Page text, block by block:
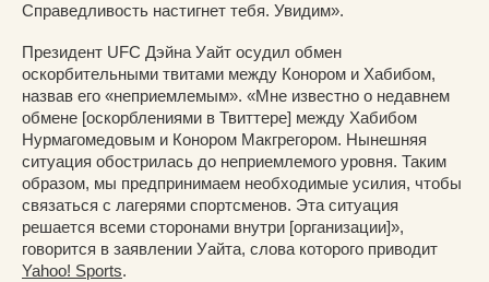
Справедливость настигнет тебя. Увидим».
Президент UFC Дэйна Уайт осудил обмен
оскорбительными твитами между Конором и Хабибом,
назвав его «неприемлемым». «Мне известно о недавнем
обмене [оскорблениями в Твиттере] между Хабибом
Нурмагомедовым и Конором Макгрегором. Нынешняя
ситуация обострилась до неприемлемого уровня. Таким
образом, мы предпринимаем необходимые усилия, чтобы
связаться с лагерями спортсменов. Эта ситуация
решается всеми сторонами внутри [организации]»,
говорится в заявлении Уайта, слова которого приводит
Yahoo! Sports.